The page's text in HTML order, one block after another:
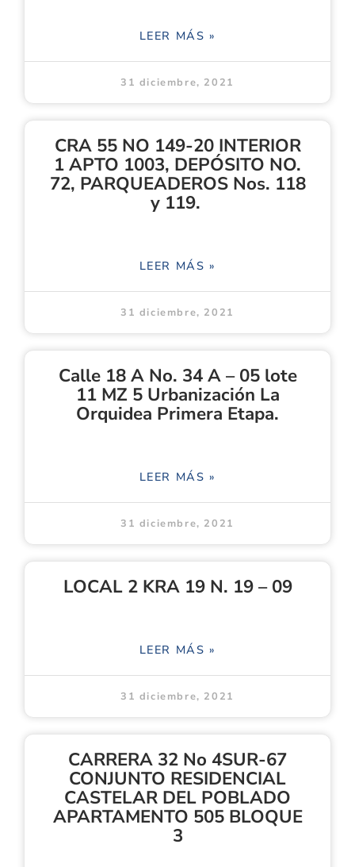
LEER MÁS »
31 diciembre, 2021
CRA 55 NO 149-20 INTERIOR
1 APTO 1003, DEPÓSITO NO.
72, PARQUEADEROS Nos. 118
y 119.
LEER MÁS »
31 diciembre, 2021
Calle 18 A No. 34 A – 05 lote
11 MZ 5 Urbanización La
Orquidea Primera Etapa.
LEER MÁS »
31 diciembre, 2021
LOCAL 2 KRA 19 N. 19 – 09
LEER MÁS »
31 diciembre, 2021
CARRERA 32 No 4SUR-67
CONJUNTO RESIDENCIAL
CASTELAR DEL POBLADO
APARTAMENTO 505 BLOQUE
3